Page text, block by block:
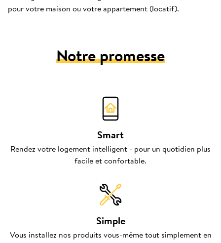
pour votre maison ou votre appartement (locatif).
Notre promesse
Smart
Rendez votre logement intelligent - pour un quotidien plus
facile et confortable.
Simple
Vous installez nos produits vous-même tout simplement en